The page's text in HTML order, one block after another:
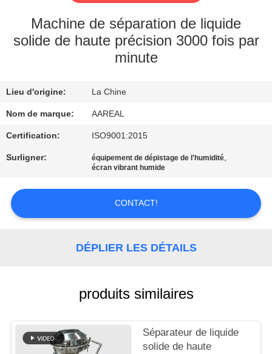
NOUS
L'USINE
CONTRÔLE
DE
QUALITÉ
CONTACTER
DEMANDEZ
Machine de séparation de liquide
solide de haute précision 3000 fois par
minute
Lieu d'origine: La Chine
Nom de marque: AAREAL
Certification: ISO9001:2015
Surligner: équipement de dépistage de l'humidité,
écran vibrant humide
CONTACT!
DÉPLIER LES DÉTAILS
produits similaires
Séparateur de liquide
solide de haute